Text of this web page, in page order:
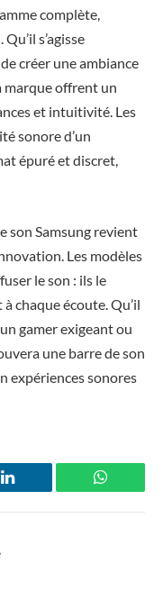
complète,
s’agisse
créer une ambiance
marque offrent un
et intuitivité. Les
sonore d’un
épuré et discret,
son Samsung revient
Les modèles
le son : ils le
chaque écoute. Qu’il
gamer exigeant ou
une barre de son
expériences sonores
LinkedIn